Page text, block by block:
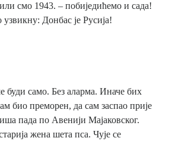
смо 1943. – побиједићемо и сада!
Донбас је Русија!
буди само. Без аларма. Иначе бих
био преморен, да сам заспао прије
пада по Авенији Мајаковског.
жена шета пса. Чује се